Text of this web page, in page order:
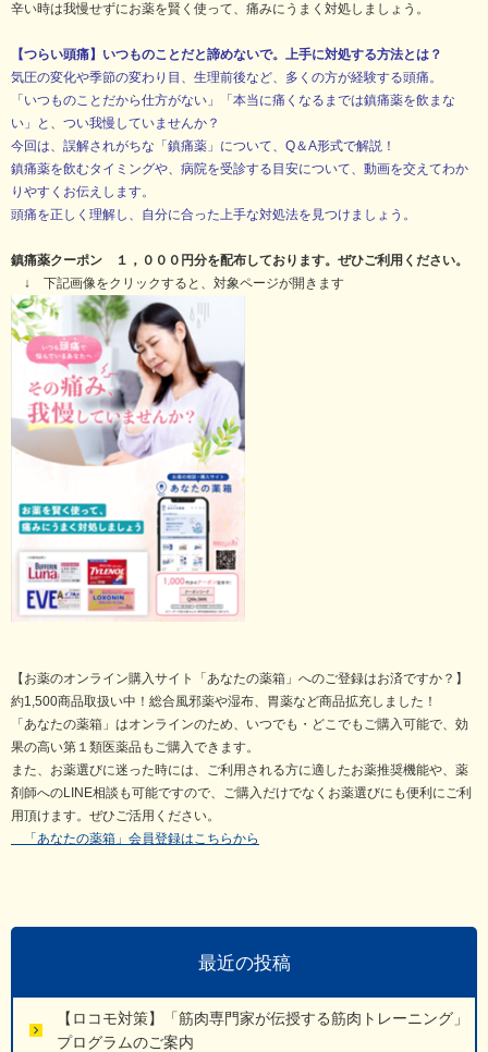
辛い時は我慢せずにお薬を賢く使って、痛みにうまく対処しましょう。
【つらい頭痛】いつものことだと諦めないで。上手に対処する方法とは？
気圧の変化や季節の変わり目、生理前後など、多くの方が経験する頭痛。
「いつものことだから仕方がない」「本当に痛くなるまでは鎮痛薬を飲まな
い」と、 つい我慢していませんか？
今回は、誤解されがちな「鎮痛薬」について、Q＆A形式で解説！
鎮痛薬を飲むタイミングや、病院を受診する目安について、動画を交えてわか
りやすくお伝えします。
頭痛を正しく理解し、自分に合った上手な対処法を見つけましょう。
鎮痛薬クーポン １，０００円分を配布しております。ぜひご利用ください。
↓ 下記画像をクリックすると、対象ページが開きます
【お薬のオンライン購入サイト「あなたの薬箱」へのご登録はお済ですか？】
約1,500商品取扱い中！総合風邪薬や湿布、胃薬など商品拡充しました！
「あなたの薬箱」はオンラインのため、いつでも・どこでもご購入可能で、効
果の高い第１類医薬品もご購入できます。
また、お薬選びに迷った時には、ご利用される方に適したお薬推奨機能や、薬
剤師へのLINE相談も可能ですので、ご購入だけでなくお薬選びにも便利にご利
用頂けます。ぜひご活用ください。
「あなたの薬箱」会員登録はこちらから
最近の投稿
【ロコモ対策】「筋肉専門家が伝授する筋肉トレーニング」
プログラムのご案内